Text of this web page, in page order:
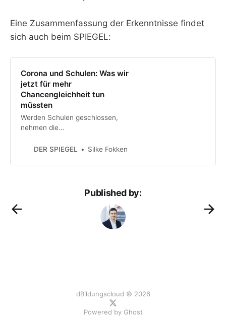
Eine Zusammenfassung der Erkenntnisse findet
sich auch beim SPIEGEL:
Corona und Schulen: Was wir
jetzt für mehr
Chancengleichheit tun
müssten
Werden Schulen geschlossen,
nehmen die
zu, warnt eine Expertenkommission
umsetzbare Gegenmaßnahmen vor.
DER SPIEGEL Silke Fokken
Published by:
dBildungscloud © 2026
Powered by Ghost